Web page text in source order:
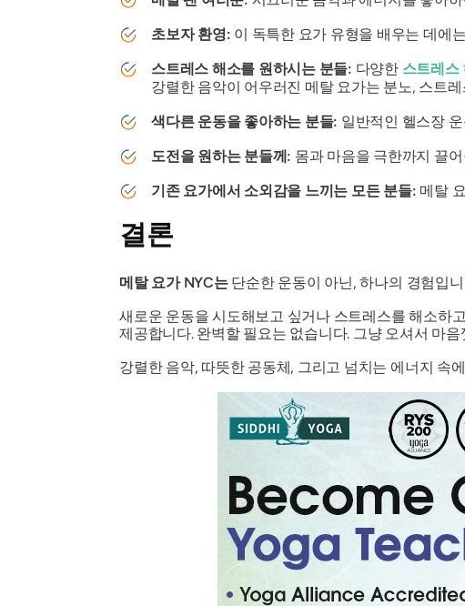
초보자 환영: 이 독특한 요가 유형을 배우는 데에
스트레스 해소를 원하시는 분들: 다양한 스트레스
강렬한 음악이 어우러진 메탈 요가는 분노, 스트
색다른 운동을 좋아하는 분들: 일반적인 헬스장
도전을 원하는 분들께: 몸과 마음을 극한까지 끌
기존 요가에서 소외감을 느끼는 모든 분들: 메탈
결론
메탈 요가 NYC는단순한 운동이 아닌, 하나의 경험입
새로운 운동을 시도해보고 싶거나 스트레스를 해소하
제공합니다. 완벽할 필요는 없습니다. 그냥 오셔서 마음
강렬한 음악, 따뜻한 공동체, 그리고 넘치는 에너지 속